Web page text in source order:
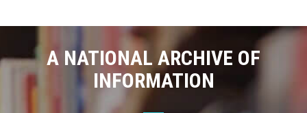
A NATIONAL ARCHIVE OF
INFORMATION